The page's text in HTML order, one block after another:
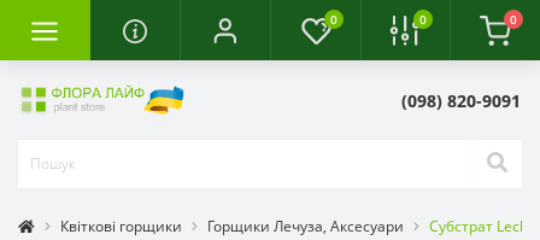
0 0 0
(098) 820-9091
Квіткові горщики Горщики Лечуза, Аксесуари Субстрат